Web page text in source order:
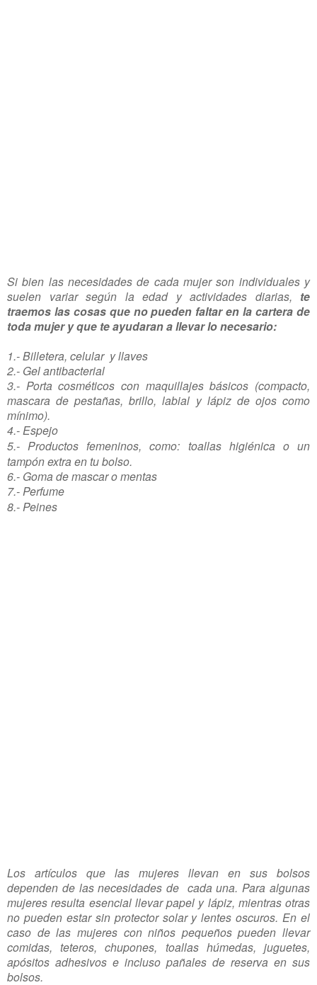
Si bien las necesidades de cada mujer son individuales y
suelen variar según la edad y actividades diarias, te
traemos las cosas que no pueden faltar en la cartera de
toda mujer y que te ayudaran a llevar lo necesario:
1.- Billetera, celular y llaves
2.- Gel antibacterial
3.- Porta cosméticos con maquillajes básicos (compacto,
mascara de pestañas, brillo, labial y lápiz de ojos como
mínimo).
4.- Espejo
5.- Productos femeninos, como: toallas higiénica o un
tampón extra en tu bolso.
6.- Goma de mascar o mentas
7.- Perfume
8.- Peines
Los artículos que las mujeres llevan en sus bolsos
dependen de las necesidades de cada una. Para algunas
mujeres resulta esencial llevar papel y lápiz, mientras otras
no pueden estar sin protector solar y lentes oscuros. En el
caso de las mujeres con niños pequeños pueden llevar
comidas, teteros, chupones, toallas húmedas, juguetes,
apósitos adhesivos e incluso pañales de reserva en sus
bolsos.